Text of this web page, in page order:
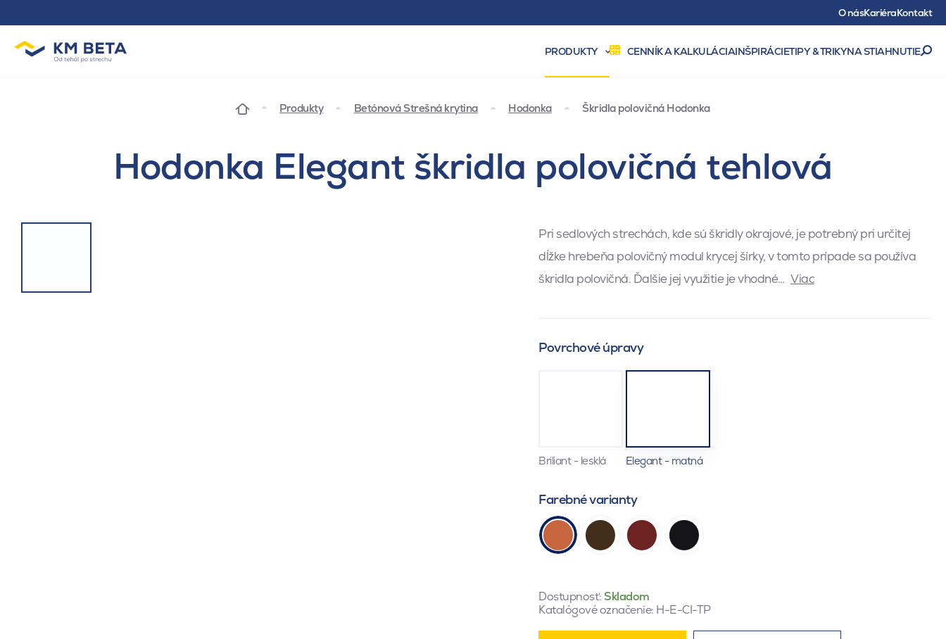
O násKariéraKontakt
PRODUKTY CENNÍK A KALKULÁCIAINŠPIRÁCIETIPY & TRIKYNA STIAHNUTIE
Produkty Betónová Strešná krytina Hodonka Škridla polovičná Hodonka
Hodonka Elegant škridla polovičná tehlová
Pri sedlových strechách, kde sú škridly okrajové, je potrebný pri určitej
dĺžke hrebeňa polovičný modul krycej šírky, v tomto prípade sa používa
škridla polovičná. Ďalšie jej využitie je vhodné… Viac
Povrchové úpravy
Briliant - lesklá Elegant - matná
Farebné varianty
Dostupnosť: Skladom
Katalógové označenie: H-E-CI-TP